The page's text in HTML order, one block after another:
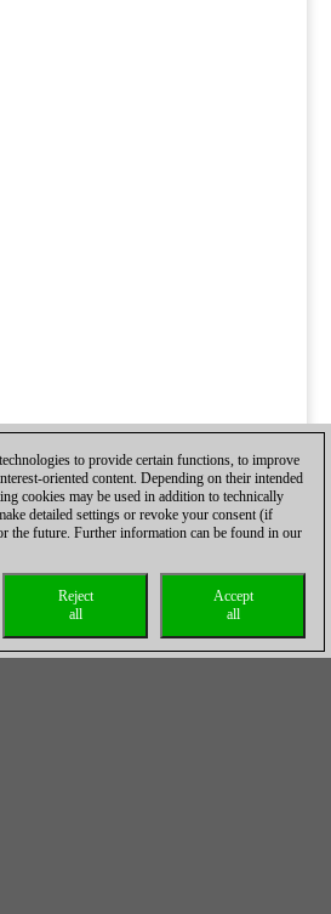
to provide certain functions, to improve
oriented content. Depending on their intended
cookies may be used in addition to technically
detailed settings or revoke your consent (if
the future. Further information can be found in our
Accept
all
Reject
all